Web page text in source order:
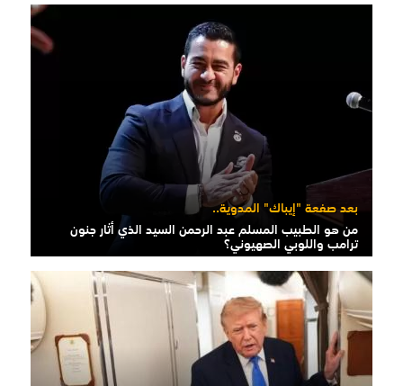
بعد صفعة "إيباك" المدوية..
من هو الطبيب المسلم عبد الرحمن السيد الذي أثار جنون
ترامب واللوبي الصهيوني؟